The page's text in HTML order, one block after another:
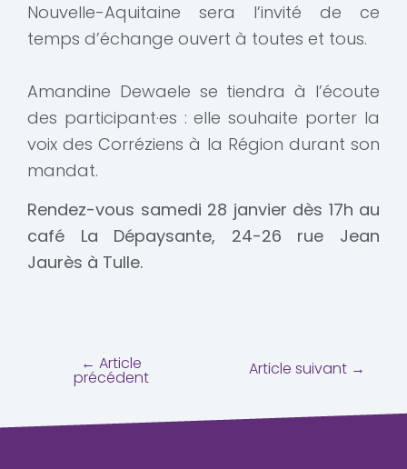
Nouvelle-Aquitaine sera l’invité de ce
temps d’échange ouvert à toutes et tous.
Amandine Dewaele se tiendra à l’écoute
des participant·es : elle souhaite porter la
voix des Corréziens à la Région durant son
mandat.
Rendez-vous samedi 28 janvier dès 17h au
café La Dépaysante, 24-26 rue Jean
Jaurès à Tulle.
← Article
précédent Article suivant →